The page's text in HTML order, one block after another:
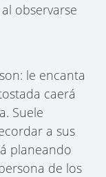
observarse
le encanta
caerá
Suele
a sus
planeando
de los